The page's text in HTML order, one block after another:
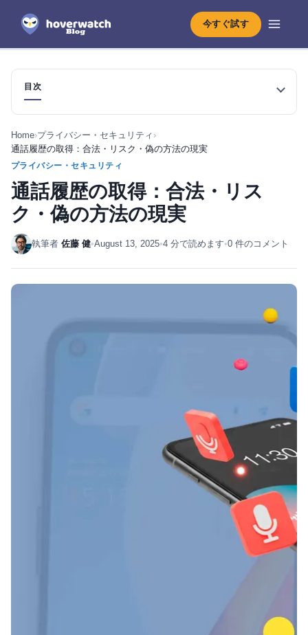
今すぐ試す
目次
Home›プライバシー・セキュリティ ›
通話履歴の取得：合法・リスク・偽の方法の現実
プライバシー・セキュリティ
通話履歴の取得：合法・リス
ク・偽の方法の現実
執筆者 佐藤 健•August 13, 2025•4 分で読めます•0 件のコメント